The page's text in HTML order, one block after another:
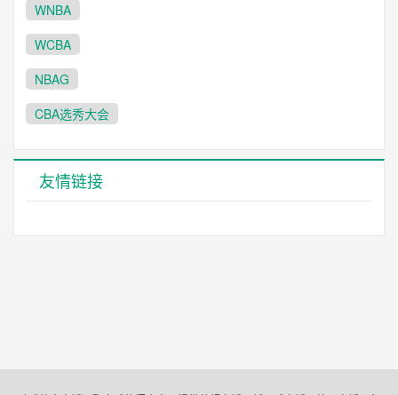
WNBA
WCBA
NBAG
CBA选秀大会
友情链接